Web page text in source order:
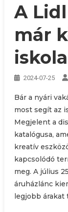
A
már
2024-07-25
Bár a nyári
most segít az
Megjelent a
katalógusa,
kreatív
kapcsolódó
meg. A július
áruházlánc
legjobb árakat